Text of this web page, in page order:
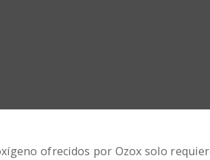
ofrecidos por Ozox solo